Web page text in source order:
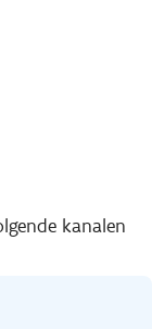
kanalen